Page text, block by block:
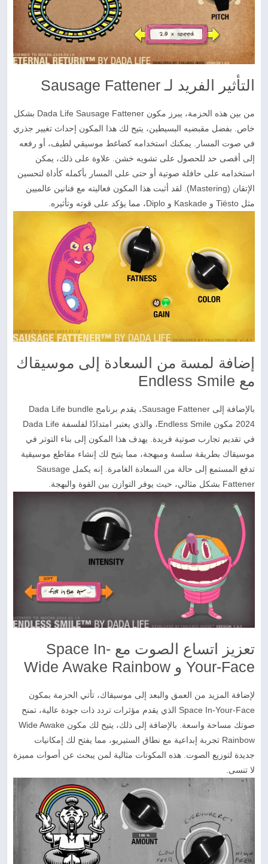
التأثير الفريد لـ Sausage Fattener
من بين هذه الحزمة، يبرز مكون Dada Life Sausage Fattener بشكل
خاص. بفضل مقبضيه البسيطين، يتيح لك هذا المكون إحداث تغيير جذري
في صوت المسار. يمكنك استخدامه كضاغط موسيقي لطيف، أو رفعه
إلى أقصى حد للحصول على تشويه خشن. علاوة على ذلك، يمكن
استخدامه على حافلة صوتية أو حتى على المسار بأكمله كأداة لتحسين
الإتقان (Mastering). لقد أثبت هذا المكون فعاليته مع فنانين عالميين
مثل Tiësto و Kaskade و Diplo، مما يؤكد على قوته وتأثيره.
إضافة لمسة من السعادة إلى موسيقاك
مع Endless Smile
بالإضافة إلى Sausage Fattener، يقدم برنامج Dada Life bundle
2024 مكون Endless Smile، والذي يعتبر امتدادًا لفلسفة Dada Life
في تقديم تجارب صوتية فريدة. يهدف هذا المكون إلى بناء التوتر في
موسيقاك بطريقة سلسة ومبهجة، مما يتيح لك إنشاء مقاطع موسيقية
تدفع المستمع إلى حالة من السعادة الغامرة. إنه يكمل Sausage
Fattener بشكل مثالي، حيث يوفر التوازن بين القوة والبهجة.
تعزيز اتساع الصوت مع Space In-
Your-Face و Wide Awake Rainbow
لإضافة المزيد من العمق والبعد إلى موسيقاك، تأتي الحزمة بمكون
Space In-Your-Face الذي يقدم مؤثرات تردد ذات جودة عالية، تمنح
صوتك مساحة واسعة. بالإضافة إلى ذلك، يتيح لك مكون Wide Awake
Rainbow تجربة إبداعية مع نطاق الستيريو، مما يفتح لك إمكانيات
جديدة لتوزيع الصوت. هذه المكونات مثالية لمن يبحث عن أصوات مميزة
لا تنسى.